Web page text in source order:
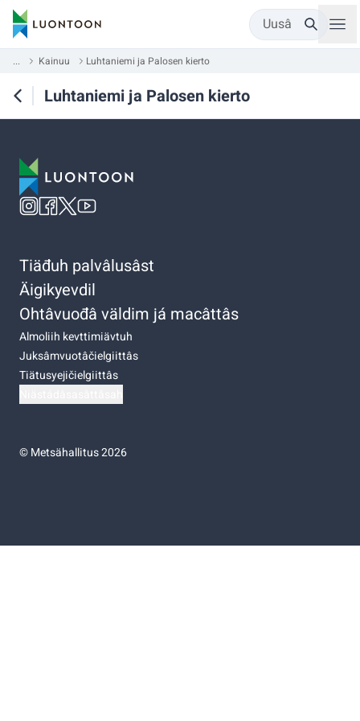
Uusâ
... Kainuu Luhtaniemi ja Palosen kierto
Luhtaniemi ja Palosen kierto
Tiäđuh palvâlusâst
Äigikyevdil
Ohtâvuođâ väldim já macâttâs
Almoliih kevttimiävtuh
Juksâmvuotâčielgiittâs
Tiätusyejičielgiittâs
©Metsähallitus 2026